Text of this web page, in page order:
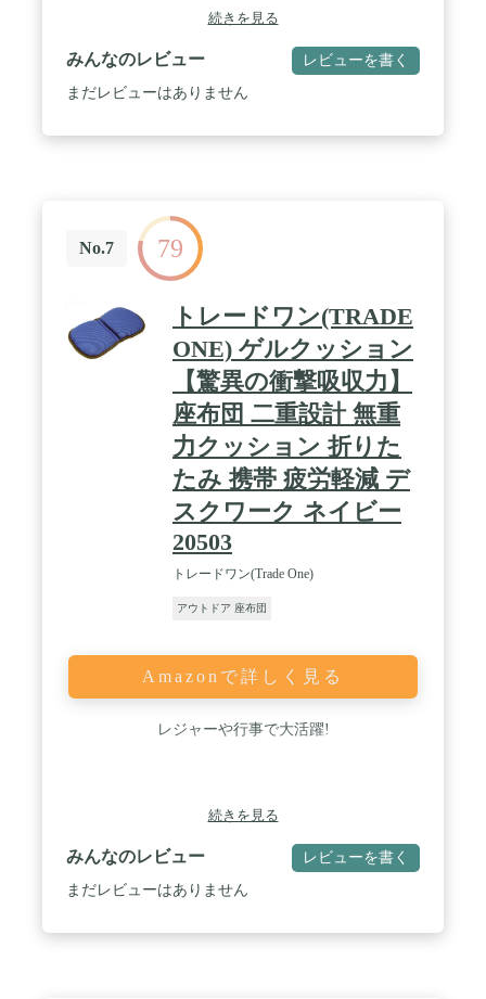
疲れにくくお尻への負担を軽減♪ / アウトドアやイ
ベント、リビングなど幅広い場面でお使いいただけ
ます。すべり止め加工された洗える専用カバー付
き!
続きを見る
みんなのレビュー レビューを書く
まだレビューはありません
No.7 79
トレードワン(TRADE
ONE) ゲルクッション
【驚異の衝撃吸収力】
座布団 二重設計 無重
力クッション 折りた
たみ 携帯 疲労軽減 デ
スクワーク ネイビー
20503
トレードワン(Trade One)
アウトドア 座布団
Amazonで詳しく見る
レジャーや行事で大活躍!
続きを見る
みんなのレビュー レビューを書く
まだレビューはありません